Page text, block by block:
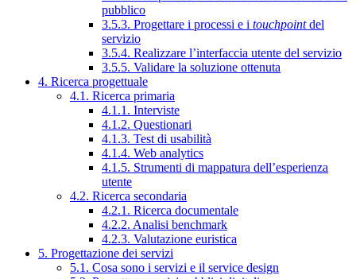
pubblico
3.5.3. Progettare i processi e i touchpointdel
servizio
3.5.4. Realizzare l’interfaccia utente del servizio
3.5.5. Validare la soluzione ottenuta
4. Ricerca progettuale
4.1. Ricerca primaria
4.1.1. Interviste
4.1.2. Questionari
4.1.3. Test di usabilità
4.1.4. Web analytics
4.1.5. Strumenti di mappatura dell’esperienza
utente
4.2. Ricerca secondaria
4.2.1. Ricerca documentale
4.2.2. Analisi benchmark
4.2.3. Valutazione euristica
5. Progettazione dei servizi
5.1. Cosa sono i servizi e il service design